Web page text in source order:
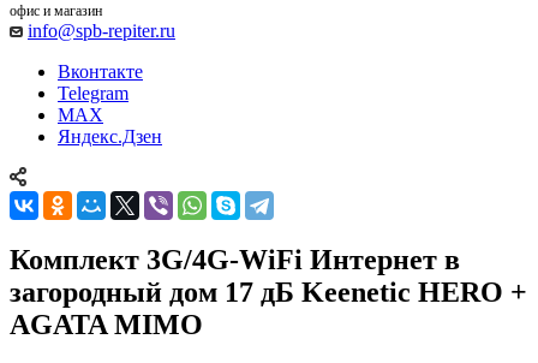
офис и магазин
info@spb-repiter.ru
Вконтакте
Telegram
MAX
Яндекс.Дзен
Комплект 3G/4G-WiFi Интернет в
загородный дом 17 дБ Keenetic HERO +
AGATA MIMO